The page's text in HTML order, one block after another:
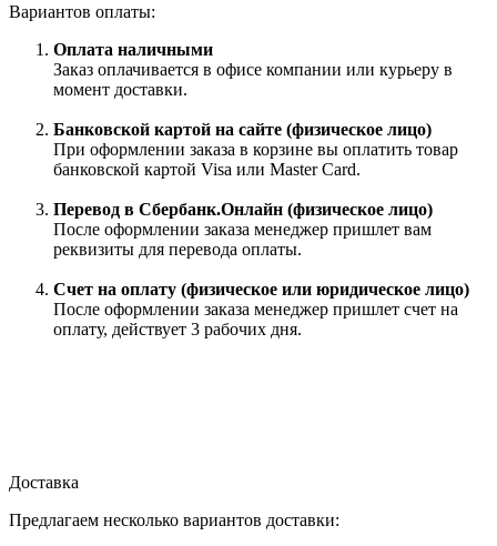
Вариантов оплаты:
Оплата наличными
Заказ оплачивается в офисе компании или курьеру в
момент доставки.
Банковской картой на сайте (физическое лицо)
При оформлении заказа в корзине вы оплатить товар
банковской картой Visa или Master Card.
Перевод в Сбербанк.Онлайн (физическое лицо)
После оформлении заказа менеджер пришлет вам
реквизиты для перевода оплаты.
Счет на оплату (физическое или юридическое лицо)
После оформлении заказа менеджер пришлет счет на
оплату, действует 3 рабочих дня.
Доставка
Предлагаем несколько вариантов доставки: